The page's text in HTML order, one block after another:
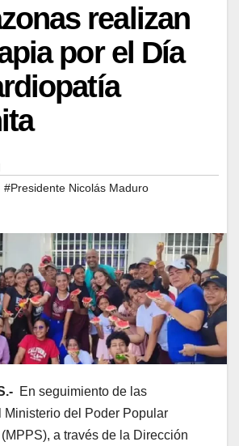
realizan
por el Día
#Presidente Nicolás Maduro
En seguimiento de las
Ministerio del Poder Popular
a través de la Dirección